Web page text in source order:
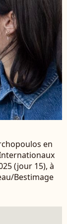
en
(jour 15), à
Bestimage